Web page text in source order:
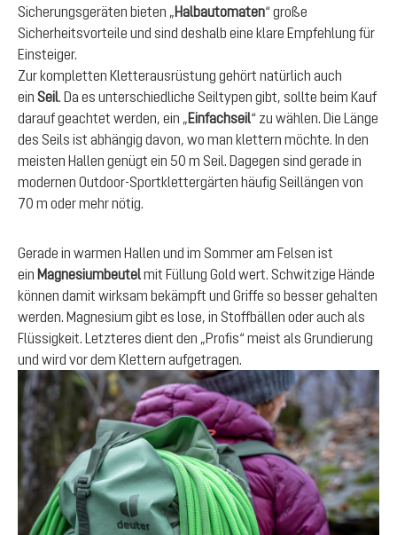
Sicherungsgeräten bieten „Halbautomaten“ große
Sicherheitsvorteile und sind deshalb eine klare Empfehlung für
Einsteiger.
Zur kompletten Kletterausrüstung gehört natürlich auch
ein Seil. Da es unterschiedliche Seiltypen gibt, sollte beim Kauf
darauf geachtet werden, ein „Einfachseil“ zu wählen. Die Länge
des Seils ist abhängig davon, wo man klettern möchte. In den
meisten Hallen genügt ein 50 m Seil. Dagegen sind gerade in
modernen Outdoor-Sportklettergärten häufig Seillängen von
70 m oder mehr nötig.
Gerade in warmen Hallen und im Sommer am Felsen ist
ein Magnesiumbeutelmit Füllung Gold wert. Schwitzige Hände
können damit wirksam bekämpft und Griffe so besser gehalten
werden. Magnesium gibt es lose, in Stoffbällen oder auch als
Flüssigkeit. Letzteres dient den „Profis“ meist als Grundierung
und wird vor dem Klettern aufgetragen.